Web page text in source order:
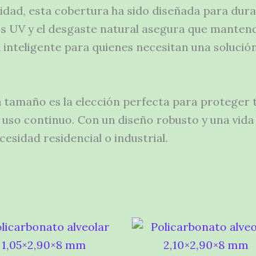
esta cobertura ha sido diseñada para
UV y el desgaste natural asegura que
para quienes necesitan una
tamaño es la elección perfecta para
continuo. Con un diseño robusto y una
residencial o industrial.